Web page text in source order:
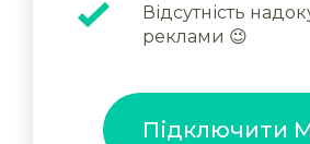
Відсутність
реклами 😉
Підключити